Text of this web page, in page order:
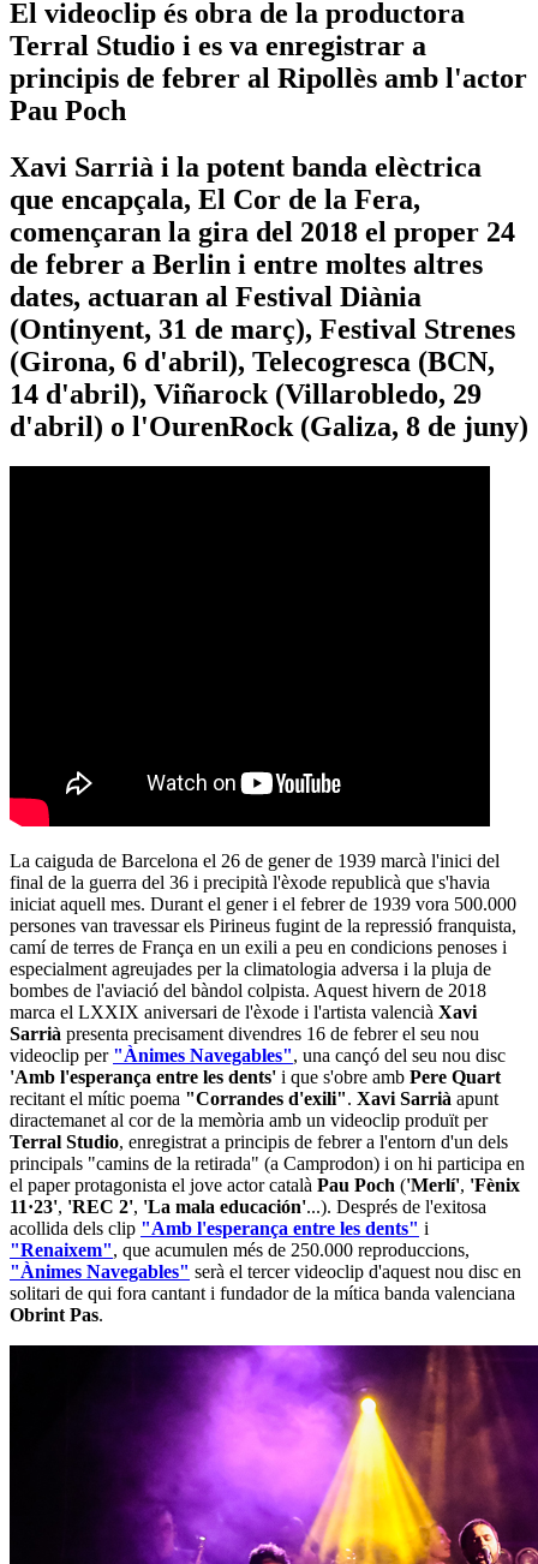
El videoclip és obra de la productora
Terral Studio i es va enregistrar a
principis de febrer al Ripollès amb l'actor
Pau Poch
Xavi Sarrià i la potent banda elèctrica
que encapçala, El Cor de la Fera,
començaran la gira del 2018 el proper 24
de febrer a Berlin i entre moltes altres
dates, actuaran al Festival Diània
(Ontinyent, 31 de març), Festival Strenes
(Girona, 6 d'abril), Telecogresca (BCN,
14 d'abril), Viñarock (Villarobledo, 29
d'abril) o l'OurenRock (Galiza, 8 de juny)
La caiguda de Barcelona el 26 de gener de 1939 marcà l'inici del
final de la guerra del 36 i precipità l'èxode republicà que s'havia
iniciat aquell mes. Durant el gener i el febrer de 1939 vora 500.000
persones van travessar els Pirineus fugint de la repressió franquista,
camí de terres de França en un exili a peu en condicions penoses i
especialment agreujades per la climatologia adversa i la pluja de
bombes de l'aviació del bàndol colpista. Aquest hivern de 2018
marca el LXXIX aniversari de l'èxode i l'artista valencià Xavi
Sarrià presenta precisament divendres 16 de febrer el seu nou
videoclip per "Ànimes Navegables", una cançó del seu nou disc
'Amb l'esperança entre les dents' i que s'obre amb Pere Quart
recitant el mític poema "Corrandes d'exili". Xavi Sarrià apunt
diractemanet al cor de la memòria amb un videoclip produït per
Terral Studio, enregistrat a principis de febrer a l'entorn d'un dels
principals "camins de la retirada" (a Camprodon) i on hi participa en
el paper protagonista el jove actor català Pau Poch ('Merlí', 'Fènix
11·23', 'REC 2', 'La mala educación'...). Després de l'exitosa
acollida dels clip "Amb l'esperança entre les dents" i
"Renaixem", que acumulen més de 250.000 reproduccions,
"Ànimes Navegables" serà el tercer videoclip d'aquest nou disc en
solitari de qui fora cantant i fundador de la mítica banda valenciana
Obrint Pas.